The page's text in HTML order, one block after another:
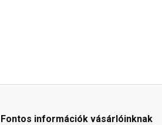
Fontos információk vásárlóinknak